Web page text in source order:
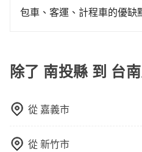
小的風險。最後，雖然路邊
通塞車時亦會加收延遲費用
擇： 預算：不同交通工具
車。 旅行人數：人數多時包
下來的車資也比較便宜，人
車，不趕時間即可選用大眾
則可搭乘大眾運輸。
包車、客運、計程車的優缺
運：最經濟實惠的交通方式
表。不必擔心自己開車的安
不必擔心停車位的問題。但
除了 南投縣 到 台
從 嘉義市
從新竹市